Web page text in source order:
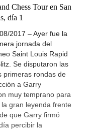
Chess Tour en San
día 1
2017 – Ayer fue la
jornada del
Saint Louis Rapid
Se disputaron las
primeras rondas de
a Garry
muy temprano para
gran leyenda frente
que Garry firmó
percibir la